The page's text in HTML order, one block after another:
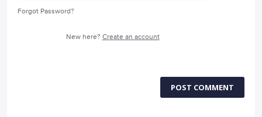
Forgot Password?
New here? Create an account
POST COMMENT